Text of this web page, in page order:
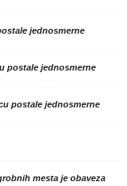
jednosmerne
postale jednosmerne
postale jednosmerne
mesta je obaveza